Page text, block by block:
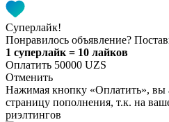
Суперлайк!
Понравилось объявление?
1 суперлайк = 10 лайков
Оплатить 50000 UZS
Отменить
Нажимая кнопку «Оплатить», вы
страницу пополнения, т.к. на
риэлтингов